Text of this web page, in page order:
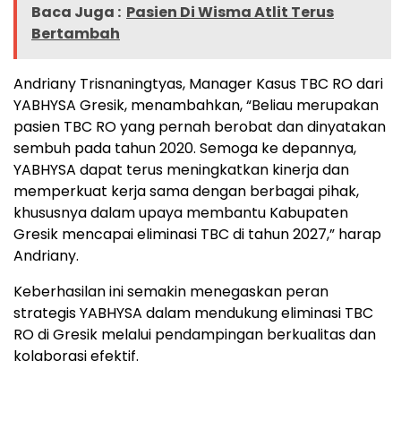
Baca Juga : Pasien Di Wisma Atlit Terus
Bertambah
Andriany Trisnaningtyas, Manager Kasus TBC RO dari
YABHYSA Gresik, menambahkan, “Beliau merupakan
pasien TBC RO yang pernah berobat dan dinyatakan
sembuh pada tahun 2020. Semoga ke depannya,
YABHYSA dapat terus meningkatkan kinerja dan
memperkuat kerja sama dengan berbagai pihak,
khususnya dalam upaya membantu Kabupaten
Gresik mencapai eliminasi TBC di tahun 2027,” harap
Andriany.
Keberhasilan ini semakin menegaskan peran
strategis YABHYSA dalam mendukung eliminasi TBC
RO di Gresik melalui pendampingan berkualitas dan
kolaborasi efektif.